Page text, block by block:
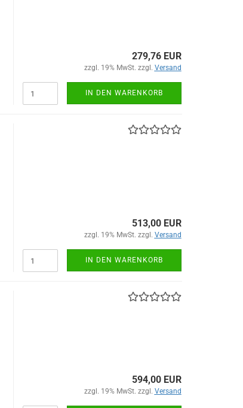
279,76 EUR
zzgl. 19% MwSt. zzgl. Versand
IN DEN WARENKORB
513,00 EUR
zzgl. 19% MwSt. zzgl. Versand
IN DEN WARENKORB
594,00 EUR
zzgl. 19% MwSt. zzgl. Versand